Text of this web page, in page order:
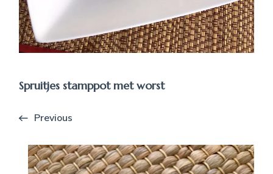
Spruitjes stamppot met worst
Previous